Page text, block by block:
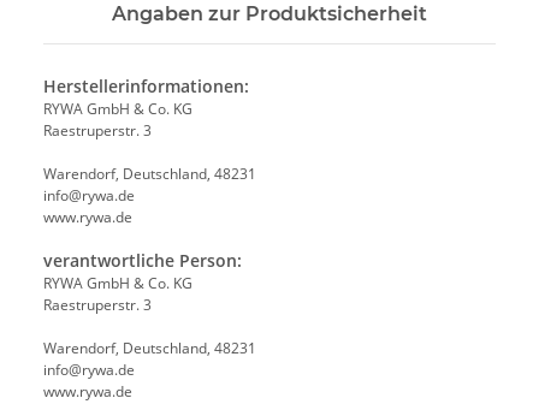
Angaben zur Produktsicherheit
Herstellerinformationen:
RYWA GmbH & Co. KG
Raestruperstr. 3
Warendorf, Deutschland, 48231
info@rywa.de
www.rywa.de
verantwortliche Person:
RYWA GmbH & Co. KG
Raestruperstr. 3
Warendorf, Deutschland, 48231
info@rywa.de
www.rywa.de